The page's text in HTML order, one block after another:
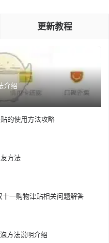
更新教程
介绍
的使用方法攻略
方法
十一购物津贴相关问题解答
方法说明介绍